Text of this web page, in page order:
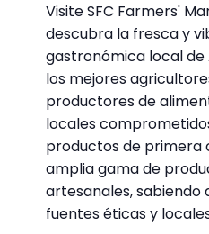
Visite SFC Farmers'
descubra la fresca y
gastronómica local de
los mejores
productores de
locales
productos de primera
amplia gama de
artesanales,
fuentes éticas y